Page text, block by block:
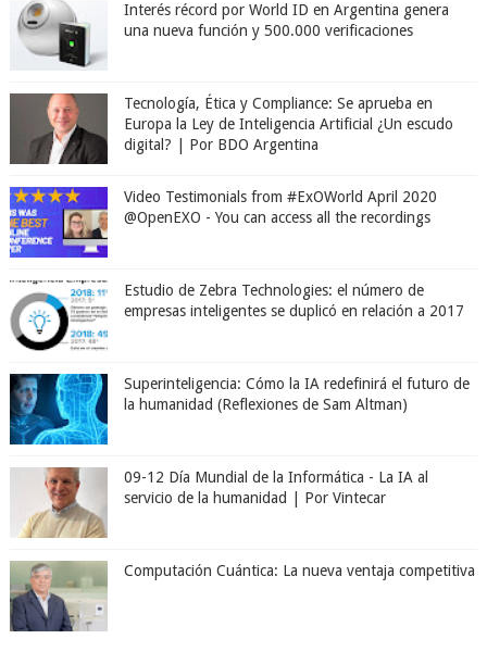
Interés récord por World ID en Argentina genera
una nueva función y 500.000 verificaciones
Tecnología, Ética y Compliance: Se aprueba en
Europa la Ley de Inteligencia Artificial ¿Un escudo
digital? | Por BDO Argentina
Video Testimonials from #ExOWorld April 2020
@OpenEXO - You can access all the recordings
Estudio de Zebra Technologies: el número de
empresas inteligentes se duplicó en relación a 2017
Superinteligencia: Cómo la IA redefinirá el futuro de
la humanidad (Reflexiones de Sam Altman)
09-12 Día Mundial de la Informática - La IA al
servicio de la humanidad | Por Vintecar
Computación Cuántica: La nueva ventaja competitiva